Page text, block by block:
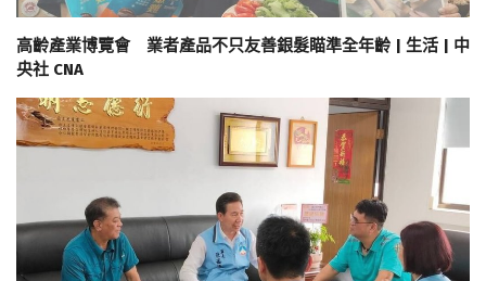
高齡產業博覽會 業者產品不只友善銀髮瞄準全年齡 | 生活 | 中
央社 CNA